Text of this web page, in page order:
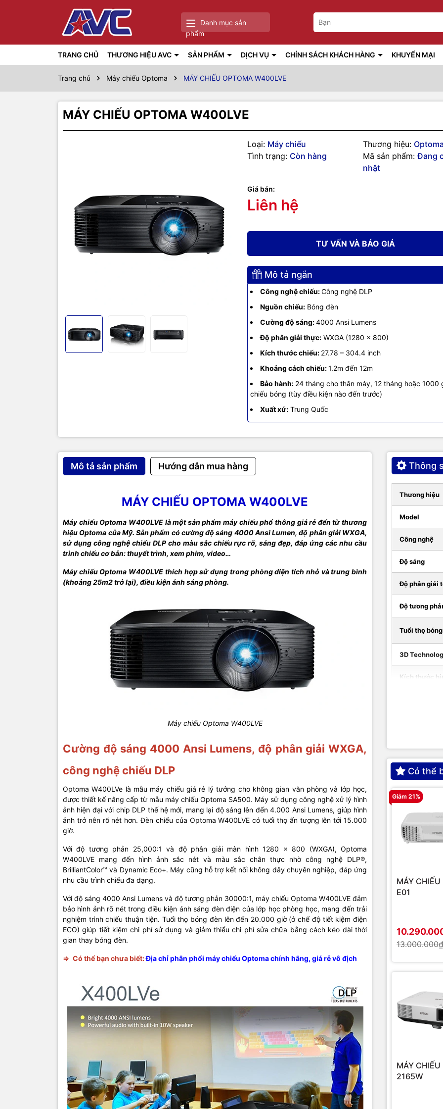
Danh mục sản
phẩm
TRANG CHỦ THƯƠNG HIỆU AVC SẢN PHẨM DỊCH VỤ CHÍNH SÁCH KHÁCH HÀNG KHUYẾN MẠI
Trang chủ Máy chiếu Optoma MÁY CHIẾU OPTOMA W400LVE
MÁY CHIẾU OPTOMA W400LVE
Loại: Máy chiếu Thương hiệu: Optoma
Tình trạng: Còn hàng Mã sản phẩm: Đang
nhật
Giá bán:
Liên hệ
TƯ VẤN VÀ BÁO GIÁ
Mô tả ngắn
Công nghệ chiếu:Công nghệ DLP
Nguồn chiếu: Bóng đèn
Cường độ sáng:4000 Ansi Lumens
Độ phân giải thực: WXGA (1280 x 800)
Kích thước chiếu: 27.78 – 304.4 inch
Khoảng cách chiếu:1.2m đến 12m
Bảo hành: 24 tháng cho thân máy, 12 tháng hoặc 1000
chiếu bóng (tùy điều kiện nào đến trước)
Xuất xứ: Trung Quốc
Mô tả sản phẩm Hướng dẫn mua hàng
MÁY CHIẾU OPTOMA W400LVE
Máy chiếu Optoma W400LVE là một sản phẩm máy chiếu phổ thông giá rẻ đến từ thương
hiệu Optoma của Mỹ. Sản phẩm có cường độ sáng 4000 Ansi Lumen, độ phân giải WXGA,
sử dụng công nghệ chiếu DLP cho màu sắc chiếu rực rỡ, sáng đẹp, đáp ứng các nhu cầu
trình chiếu cơ bản: thuyết trình, xem phim, video…
Máy chiếu Optoma W400LVE thích hợp sử dụng trong phòng diện tích nhỏ và trung bình
(khoảng 25m2 trở lại), điều kiện ánh sáng phòng.
Máy chiếu Optoma W400LVE
Cường độ sáng 4000 Ansi Lumens, độ phân giải WXGA,
công nghệ chiếu DLP
Optoma W400LVe là mẫu máy chiếu giá rẻ lý tưởng cho không gian văn phòng và lớp học,
được thiết kế nâng cấp từ mẫu máy chiếu Optoma SA500. Máy sử dụng công nghệ xử lý hình
ảnh hiện đại với chip DLP thế hệ mới, mang lại độ sáng lên đến 4.000 Ansi Lumens, giúp hình
ảnh trở nên rõ nét hơn. Đèn chiếu của Optoma W400LVE có tuổi thọ ấn tượng lên tới 15.000
giờ.
Với độ tương phản 25,000:1 và độ phân giải màn hình 1280 x 800 (WXGA), Optoma
W400LVE mang đến hình ảnh sắc nét và màu sắc chân thực nhờ công nghệ DLP®,
BrilliantColor™ và Dynamic Eco+. Máy cũng hỗ trợ kết nối không dây chuyên nghiệp, đáp ứng
nhu cầu trình chiếu đa dạng.
Với độ sáng 4000 Ansi Lumens và độ tương phản 30000:1, máy chiếu Optoma W400LVE đảm
bảo hình ảnh rõ nét trong điều kiện ánh sáng đèn điện của lớp học phòng học, mang đến trải
nghiệm trình chiếu thuận tiện. Tuổi thọ bóng đèn lên đến 20.000 giờ (ở chế độ tiết kiệm điện
ECO) giúp tiết kiệm chi phí sử dụng và giảm thiểu chi phí sửa chữa bằng cách kéo dài thời
gian thay bóng đèn.
=> Có thể bạn chưa biết:Địa chỉ phân phối máy chiếu Optoma chính hãng, giá rẻ vô địch
Thông
Thương hiệu
Model
Công nghệ
Độ sáng
Độ phân giải
Độ tương
Tuổi thọ
3D
Kích thước
Công suất
Kích cỡ
Trọng lượng
Xuất xứ
Có thể
Giảm 21%
MÁY CHIẾU
E01
13.000.000₫
MÁY CHIẾU
2165W
Thông số kỹ thuật
Thương hiệu
W400LVE
DLP - MODEL 2021
4.000 Ansi Lumens
Độ phân giải tối đa WXGA 1280 x 800
Tuổi thọ bóng đèn
6000 / 10000 / 12000 / 15000 hours (Bright /
3D với cổng kết nối HDMI
HDMI V1.4a x1, VGA-in x1, VGA-out x1,
Loa
Trọng lượng 3.0kg
Xuất xứ
Bảo hành
Thân máy: 2 năm
Bóng đèn: 12 tháng hoặc 1000 giờ (tuỳ điều